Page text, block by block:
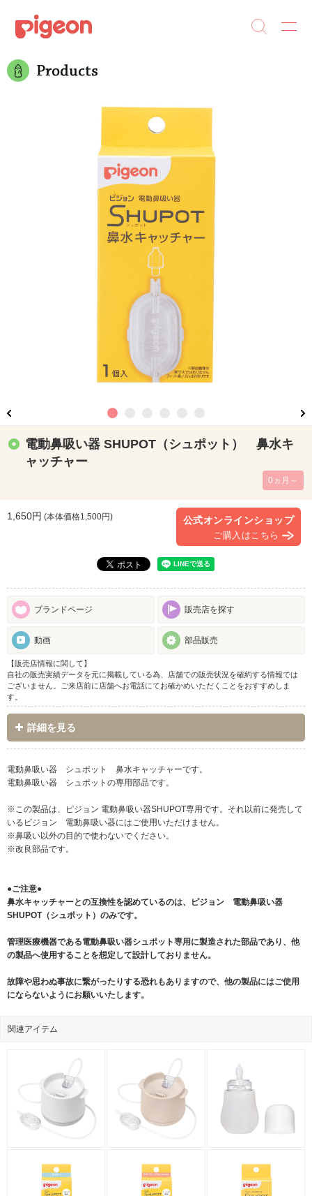
電動鼻吸い器 SHUPOT（シュポット） 鼻水キ
ャッチャー
0ヵ月～
1,650円 (本体価格1,500円) 公式オンラインショップ
ご購入はこちら
ブランドページ 販売店を探す
動画 部品販売
【販売店情報に関して】
自社の販売実績データを元に掲載している為、店舗での販売状況を確約する情報では
ございません。ご来店前に店舗へお電話にてお確かめいただくことをおすすめしま
す。
詳細を見る
電動鼻吸い器 シュポット 鼻水キャッチャーです。
電動鼻吸い器 シュポットの専用部品です。
※この製品は、ピジョン 電動鼻吸い器SHUPOT専用です。それ以前に発売して
いるピジョン 電動鼻吸い器にはご使用いただけません。
※鼻吸い以外の目的で使わないでください。
※改良部品です。
●ご注意●
鼻水キャッチャーとの互換性を認めているのは、ピジョン 電動鼻吸い器
SHUPOT（シュポット）のみです。
管理医療機器である電動鼻吸い器シュポット専用に製造された部品であり、他
の製品へ使用することを想定して設計しておりません。
故障や思わぬ事故に繋がったりする恐れもありますので、他の製品にはご使用
にならないようにお願いいたします。
関連アイテム